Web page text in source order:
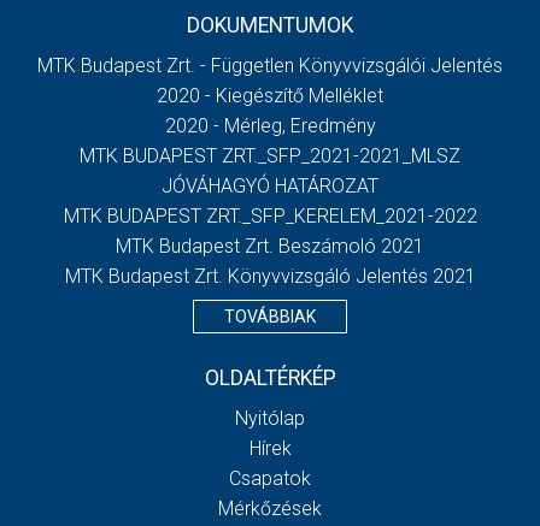
DOKUMENTUMOK
MTK Budapest Zrt. - Független Könyvvizsgálói Jelentés
2020 - Kiegészítő Melléklet
2020 - Mérleg, Eredmény
MTK BUDAPEST ZRT._SFP_2021-2021_MLSZ
JÓVÁHAGYÓ HATÁROZAT
MTK BUDAPEST ZRT._SFP_KERELEM_2021-2022
MTK Budapest Zrt. Beszámoló 2021
MTK Budapest Zrt. Könyvvizsgáló Jelentés 2021
TOVÁBBIAK
OLDALTÉRKÉP
Nyitólap
Hírek
Csapatok
Mérkőzések